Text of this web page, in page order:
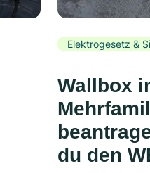
Elektrogesetz &
Wallbox
du den